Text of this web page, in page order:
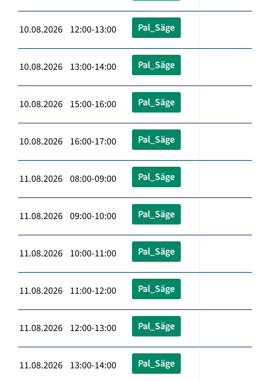
10.08.2026 12:00-13:00 Pal_Säge
10.08.2026 13:00-14:00 Pal_Säge
10.08.2026 15:00-16:00 Pal_Säge
10.08.2026 16:00-17:00 Pal_Säge
11.08.2026 08:00-09:00 Pal_Säge
11.08.2026 09:00-10:00 Pal_Säge
11.08.2026 10:00-11:00 Pal_Säge
11.08.2026 11:00-12:00 Pal_Säge
11.08.2026 12:00-13:00 Pal_Säge
11.08.2026 13:00-14:00 Pal_Säge